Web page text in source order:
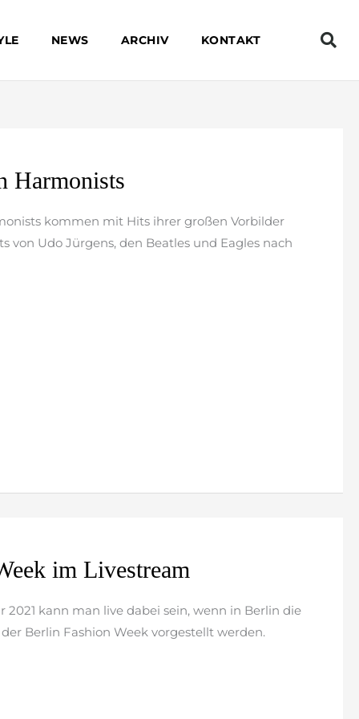
NEWS ARCHIV KONTAKT
Harmonists
kommen mit Hits ihrer großen Vorbilder
von Udo Jürgens, den Beatles und Eagles nach
im Livestream
2021 kann man live dabei sein, wenn in Berlin die
Berlin Fashion Week vorgestellt werden.